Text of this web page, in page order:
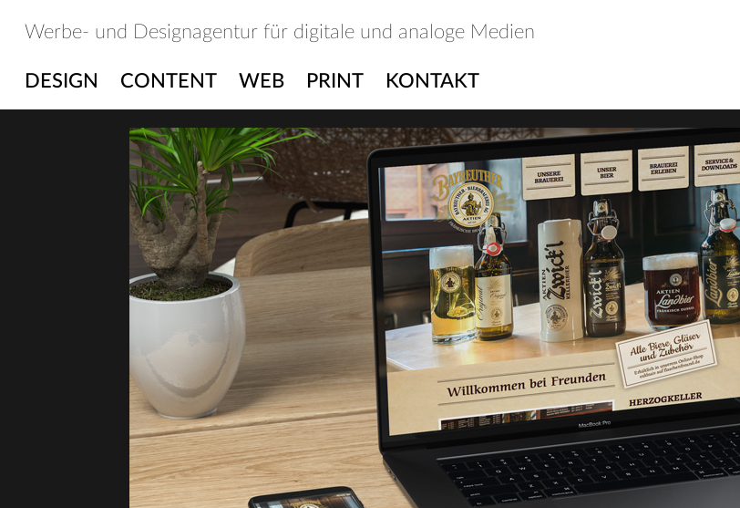
Werbe- und Designagentur für digitale und analoge Medien
DESIGN CONTENT WEB PRINT KONTAKT